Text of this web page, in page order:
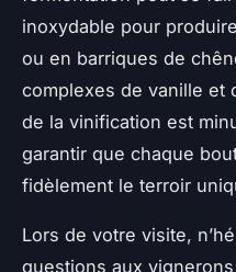
inoxydable pour
ou en barriques de
complexes de vanille et
de la vinification est
garantir que chaque
fidèlement le terroir
Lors de votre visite,
questions aux